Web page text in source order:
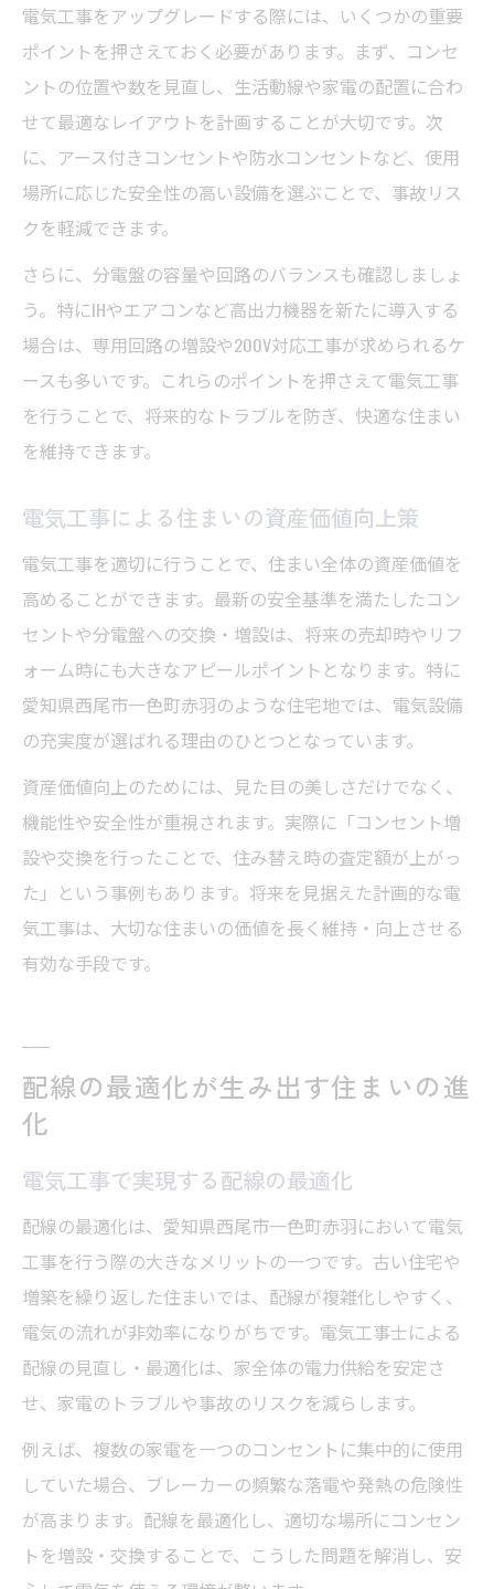
電気工事をアップグレードする際には、いくつかの重要
ポイントを押さえておく必要があります。まず、コンセ
ントの位置や数を見直し、生活動線や家電の配置に合わ
せて最適なレイアウトを計画することが大切です。次
に、アース付きコンセントや防水コンセントなど、使用
場所に応じた安全性の高い設備を選ぶことで、事故リス
クを軽減できます。
さらに、分電盤の容量や回路のバランスも確認しましょ
う。特にIHやエアコンなど高出力機器を新たに導入する
場合は、専用回路の増設や200V対応工事が求められるケ
ースも多いです。これらのポイントを押さえて電気工事
を行うことで、将来的なトラブルを防ぎ、快適な住まい
を維持できます。
電気工事による住まいの資産価値向上策
電気工事を適切に行うことで、住まい全体の資産価値を
高めることができます。最新の安全基準を満たしたコン
セントや分電盤への交換・増設は、将来の売却時やリフ
ォーム時にも大きなアピールポイントとなります。特に
愛知県西尾市一色町赤羽のような住宅地では、電気設備
の充実度が選ばれる理由のひとつとなっています。
資産価値向上のためには、見た目の美しさだけでなく、
機能性や安全性が重視されます。実際に「コンセント増
設や交換を行ったことで、住み替え時の査定額が上がっ
た」という事例もあります。将来を見据えた計画的な電
気工事は、大切な住まいの価値を長く維持・向上させる
有効な手段です。
配線の最適化が生み出す住まいの進
化
電気工事で実現する配線の最適化
配線の最適化は、愛知県西尾市一色町赤羽において電気
工事を行う際の大きなメリットの一つです。古い住宅や
増築を繰り返した住まいでは、配線が複雑化しやすく、
電気の流れが非効率になりがちです。電気工事士による
配線の見直し・最適化は、家全体の電力供給を安定さ
せ、家電のトラブルや事故のリスクを減らします。
例えば、複数の家電を一つのコンセントに集中的に使用
していた場合、ブレーカーの頻繁な落電や発熱の危険性
が高まります。配線を最適化し、適切な場所にコンセン
トを増設・交換することで、こうした問題を解消し、安